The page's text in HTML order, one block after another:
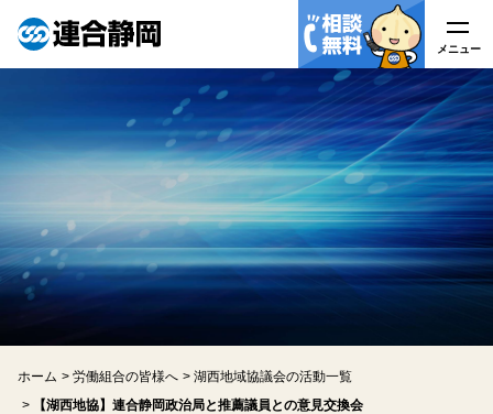
メニュー
連合静岡について
はたらく皆様へ
労働組合の皆様へ
アクセス
ホーム 労働組合の皆様へ
湖西地域協議会の活動一覧
【湖西地協】連合静岡政治局と推薦議員との意見交換会